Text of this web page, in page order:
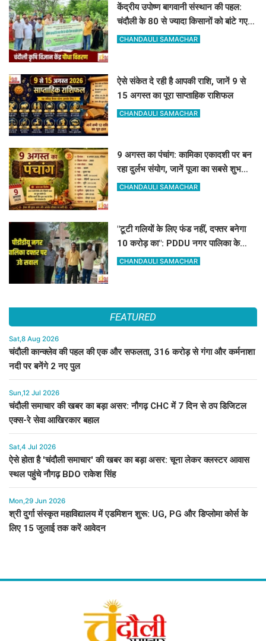
केंद्रीय उपोष्ण बागवानी संस्थान की पहल:
चंदौली के 80 से ज्यादा किसानों को बांटे गए
आम, आंवला और अमरूद के पौधे
CHANDAULI SAMACHAR
ऐसे संकेत दे रही है आपकी राशि, जानें 9 से
15 अगस्त का पूरा साप्ताहिक राशिफल
CHANDAULI SAMACHAR
9 अगस्त का पंचांग: कामिका एकादशी पर बन
रहा दुर्लभ संयोग, जानें पूजा का सबसे शुभ
मुहूर्त और राहुकाल
CHANDAULI SAMACHAR
"टूटी गलियों के लिए फंड नहीं, दफ्तर बनेगा
10 करोड़ का": PDDU नगर पालिका के
प्लान पर बोले-संतोष पाठक
CHANDAULI SAMACHAR
FEATURED
Sat,8 Aug 2026
चंदौली कान्क्लेव की पहल की एक और सफलता, 316 करोड़ से गंगा और कर्मनाशा
नदी पर बनेंगे 2 नए पुल
Sun,12 Jul 2026
चंदौली समाचार की खबर का बड़ा असर: नौगढ़ CHC में 7 दिन से ठप डिजिटल
एक्स-रे सेवा आखिरकार बहाल
Sat,4 Jul 2026
ऐसे होता है 'चंदौली समाचार' की खबर का बड़ा असर: चूना लेकर क्लस्टर आवास
स्थल पहुंचे नौगढ़ BDO राकेश सिंह
Mon,29 Jun 2026
श्री दुर्गा संस्कृत महाविद्यालय में एडमिशन शुरू: UG, PG और डिप्लोमा कोर्स के
लिए 15 जुलाई तक करें आवेदन